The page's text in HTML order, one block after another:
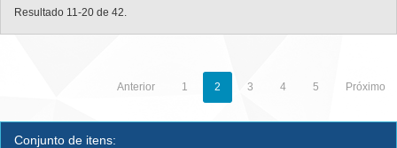
Resultado 11-20 de 42.
Anterior 1 2 3 4 5 Próximo
Conjunto de itens: